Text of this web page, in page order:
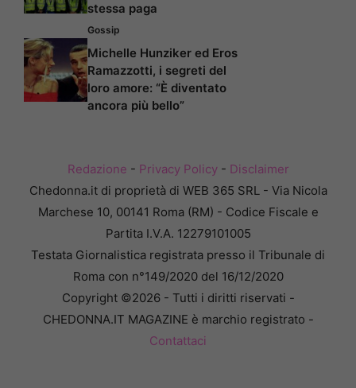
stessa paga
Gossip
Michelle Hunziker ed Eros
Ramazzotti, i segreti del
loro amore: “È diventato
ancora più bello”
Redazione - Privacy Policy- Disclaimer
Chedonna.it di proprietà di WEB 365 SRL - Via Nicola
Marchese 10, 00141 Roma (RM) - Codice Fiscale e
Partita I.V.A. 12279101005
Testata Giornalistica registrata presso il Tribunale di
Roma con n°149/2020 del 16/12/2020
Copyright ©2026 - Tutti i diritti riservati -
CHEDONNA.IT MAGAZINE è marchio registrato -
Contattaci